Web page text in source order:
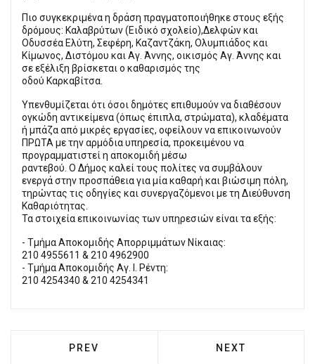
Πιο συγκεκριμένα η δράση πραγματοποιήθηκε στους εξής
δρόμους: Καλαβρύτων (Ειδικό σχολείο),Δελφών και
Οδυσσέα Ελύτη, Σεφέρη, Καζαντζάκη, Ολυμπιάδος και
Κίμωνος, Διστόμου και Αγ. Άννης, οικισμός Αγ. Άννης και
σε εξέλιξη βρίσκεται ο καθαρισμός της
οδού Καρκαβίτσα.
Υπενθυμίζεται ότι όσοι δημότες επιθυμούν να διαθέσουν
ογκώδη αντικείμενα (όπως έπιπλα, στρώματα), κλαδέματα
ή μπάζα από μικρές εργασίες, οφείλουν να επικοινωνούν
ΠΡΩΤΑ με την αρμόδια υπηρεσία, προκειμένου να
προγραμματιστεί η αποκομιδή μέσω
ραντεβού. Ο Δήμος καλεί τους πολίτες να συμβάλουν
ενεργά στην προσπάθεια για μία καθαρή και βιώσιμη πόλη,
τηρώντας τις οδηγίες και συνεργαζόμενοι με τη Διεύθυνση
Καθαριότητας.
Τα στοιχεία επικοινωνίας των υπηρεσιών είναι τα εξής:
- Τμήμα Αποκομιδής Απορριμμάτων Νίκαιας:
210 4955611 & 210 4962900
- Τμήμα Αποκομιδής Αγ. Ι. Ρέντη:
210 4254340 & 210 4254341
PREVIOUS ARTICLE: Ο ΔΉΜΟΣ ΠΕΙΡΑΙΆ
PREV NEXT
NEXT